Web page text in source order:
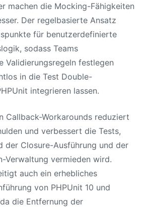
machen die Mocking-Fähigkeiten
Der regelbasierte Ansatz
für benutzerdefinierte
sodass Teams
Validierungsregeln festlegen
in die Test Double-
integrieren lassen.
Callback-Workarounds reduziert
und verbessert die Tests,
der Closure-Ausführung und der
Verwaltung vermieden wird.
auch ein erhebliches
von PHPUnit 10 und
die Entfernung der